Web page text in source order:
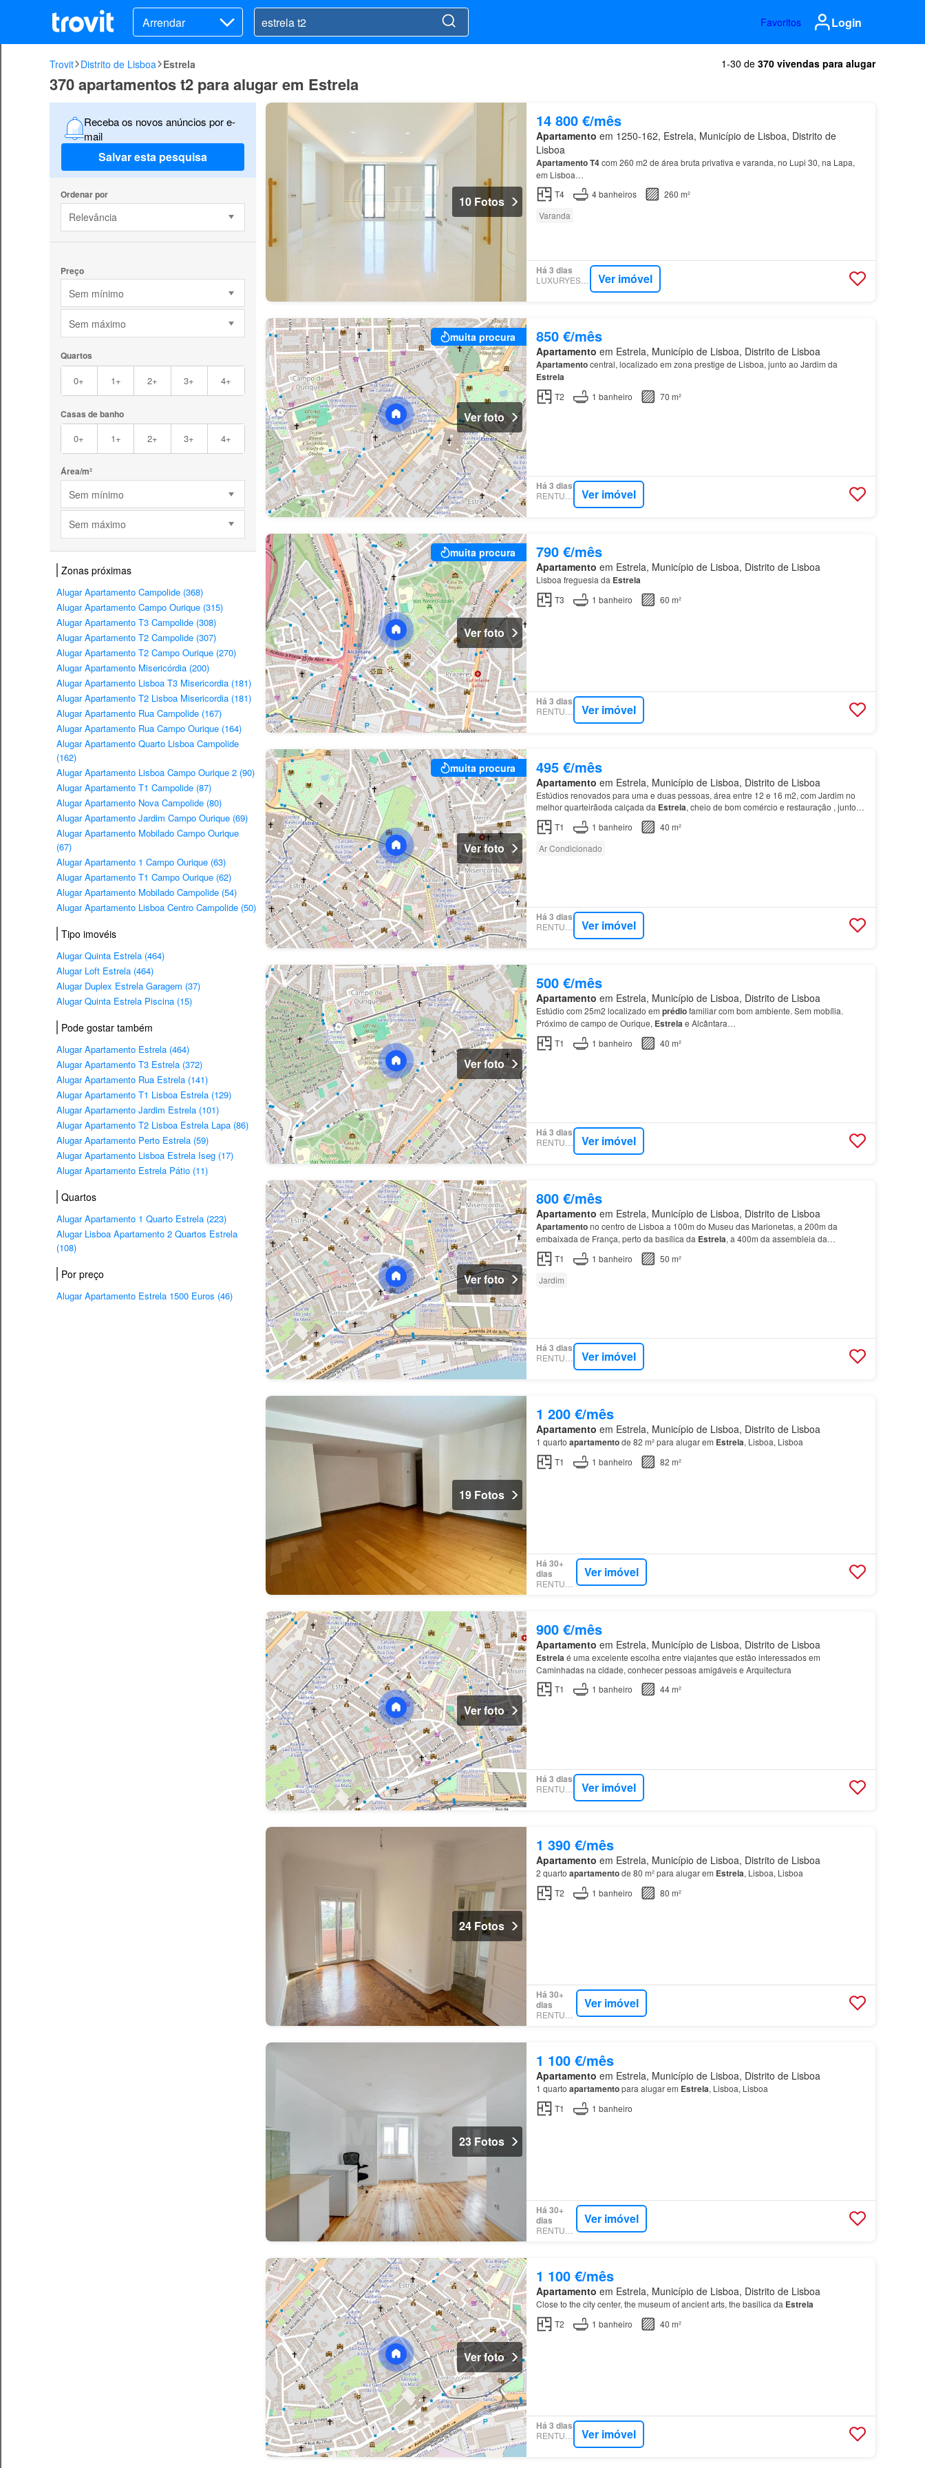
Arrendar Favoritos Login
Trovit Distrito de Lisboa Estrela 1-30 de 370 vivendas para alugar
370 apartamentos t2 para alugar em Estrela
Receba os novos anúncios por e-
mail
Salvar esta pesquisa
Ordenar por
Relevância
Preço
Sem mínimo
Sem máximo
Quartos
0+ 1+ 2+ 3+ 4+
Casas de banho
0+ 1+ 2+ 3+ 4+
Área/m²
Sem mínimo
Sem máximo
Zonas próximas
Alugar Apartamento Campolide (368)
Alugar Apartamento Campo Ourique (315)
Alugar Apartamento T3 Campolide (308)
Alugar Apartamento T2 Campolide (307)
Alugar Apartamento T2 Campo Ourique (270)
Alugar Apartamento Misericórdia (200)
Alugar Apartamento Lisboa T3 Misericordia (181)
Alugar Apartamento T2 Lisboa Misericordia (181)
Alugar Apartamento Rua Campolide (167)
Alugar Apartamento Rua Campo Ourique (164)
Alugar Apartamento Quarto Lisboa Campolide
(162)
Alugar Apartamento Lisboa Campo Ourique 2 (90)
Alugar Apartamento T1 Campolide (87)
Alugar Apartamento Nova Campolide (80)
Alugar Apartamento Jardim Campo Ourique (69)
Alugar Apartamento Mobilado Campo Ourique
(67)
Alugar Apartamento 1 Campo Ourique (63)
Alugar Apartamento T1 Campo Ourique (62)
Alugar Apartamento Mobilado Campolide (54)
Alugar Apartamento Lisboa Centro Campolide (50)
Tipo imovéis
Alugar Quinta Estrela (464)
Alugar Loft Estrela (464)
Alugar Duplex Estrela Garagem (37)
Alugar Quinta Estrela Piscina (15)
Pode gostar também
Alugar Apartamento Estrela (464)
Alugar Apartamento T3 Estrela (372)
Alugar Apartamento Rua Estrela (141)
Alugar Apartamento T1 Lisboa Estrela (129)
Alugar Apartamento Jardim Estrela (101)
Alugar Apartamento T2 Lisboa Estrela Lapa (86)
Alugar Apartamento Perto Estrela (59)
Alugar Apartamento Lisboa Estrela Iseg (17)
Alugar Apartamento Estrela Pátio (11)
Quartos
Alugar Apartamento 1 Quarto Estrela (223)
Alugar Lisboa Apartamento 2 Quartos Estrela
(108)
Por preço
Alugar Apartamento Estrela 1500 Euros (46)
10 Fotos
14 800 €/mês
Apartamento em 1250-162, Estrela, Município de Lisboa, Distrito de
Lisboa
ApartamentoT4com 260 m2 de área bruta privativa e varanda, no Lupi 30, na Lapa,
em Lisboa…
T4
4banheiros
260 m²
Varanda
Há 3 dias
LUXURYESTATE Ver imóvel
muita procura
Ver foto
850 €/mês
Apartamento em Estrela, Município de Lisboa, Distrito de Lisboa
Apartamentocentral, localizado em zona prestige de Lisboa, junto ao Jardim da
Estrela
T2 1 banheiro 70 m²
Há 3 dias
RENTUMO Ver imóvel
muita procura
Ver foto
790 €/mês
Apartamento em Estrela, Município de Lisboa, Distrito de Lisboa
Lisboa freguesia da Estrela
T3 1 banheiro 60 m²
Há 3 dias
RENTUMO Ver imóvel
muita procura
Ver foto
495 €/mês
Apartamento em Estrela, Município de Lisboa, Distrito de Lisboa
Estúdios renovados para uma e duas pessoas, área entre 12 e 16 m2, com Jardim no
melhor quarteirãoda calçada da Estrela, cheio de bom comércio e restauração , junto
ao Jardim da
e basílica, Janelas de grandes dimensõe…
T1 1 banheiro
40 m²
Ar Condicionado
Há 3 dias
RENTUMO Ver imóvel
Ver foto
500 €/mês
Apartamento em Estrela, Município de Lisboa, Distrito de Lisboa
Estúdio com 25m2 localizado em prédiofamiliar com bom ambiente. Sem mobília.
Próximo de campo de Ourique, Estrelae Alcântara…
T1
1 banheiro 40 m²
Há 3 dias
RENTUMO Ver imóvel
Ver foto
800 €/mês
Apartamento em Estrela, Município de Lisboa, Distrito de Lisboa
Apartamentono centro de Lisboa a 100m do Museu das Marionetas, a 200m da
embaixada de França, perto da basílica da Estrela, a 400m da assembleia da
República Oapartamento fica no 1…
T1 1 banheiro
50 m²
Jardim
Há 3 dias
RENTUMO Ver imóvel
19 Fotos
1 200 €/mês
Apartamento em Estrela, Município de Lisboa, Distrito de Lisboa
1 quarto apartamentode 82 m² para alugar em Estrela, Lisboa, Lisboa
T1
1 banheiro 82 m²
Há 30+
dias
Ver imóvel
Ver foto
900 €/mês
Apartamento em Estrela, Município de Lisboa, Distrito de Lisboa
Estrelaé uma excelente escolha entre viajantes que estão interessados em
Caminhadas na cidade, conhecer pessoas amigáveis e Arquitectura
T1
1 banheiro 44 m²
Há 3 dias
Ver imóvel
24 Fotos
1 390 €/mês
Apartamento em Estrela, Município de Lisboa, Distrito de Lisboa
2 quarto apartamentode 80 m² para alugar em Estrela, Lisboa, Lisboa
T2
1 banheiro 80 m²
Há 30+
dias
Ver imóvel
23 Fotos
1 100 €/mês
Apartamento em Estrela, Município de Lisboa, Distrito de Lisboa
1 quarto apartamentopara alugar em Estrela, Lisboa, Lisboa
T1
1 banheiro
Há 30+
dias
Ver imóvel
Ver foto
1 100 €/mês
Apartamento em Estrela, Município de Lisboa, Distrito de Lisboa
Close to the city center, the museum of ancient arts, the basilica da Estrela
T2 1 banheiro 40 m²
Há 3 dias
Ver imóvel